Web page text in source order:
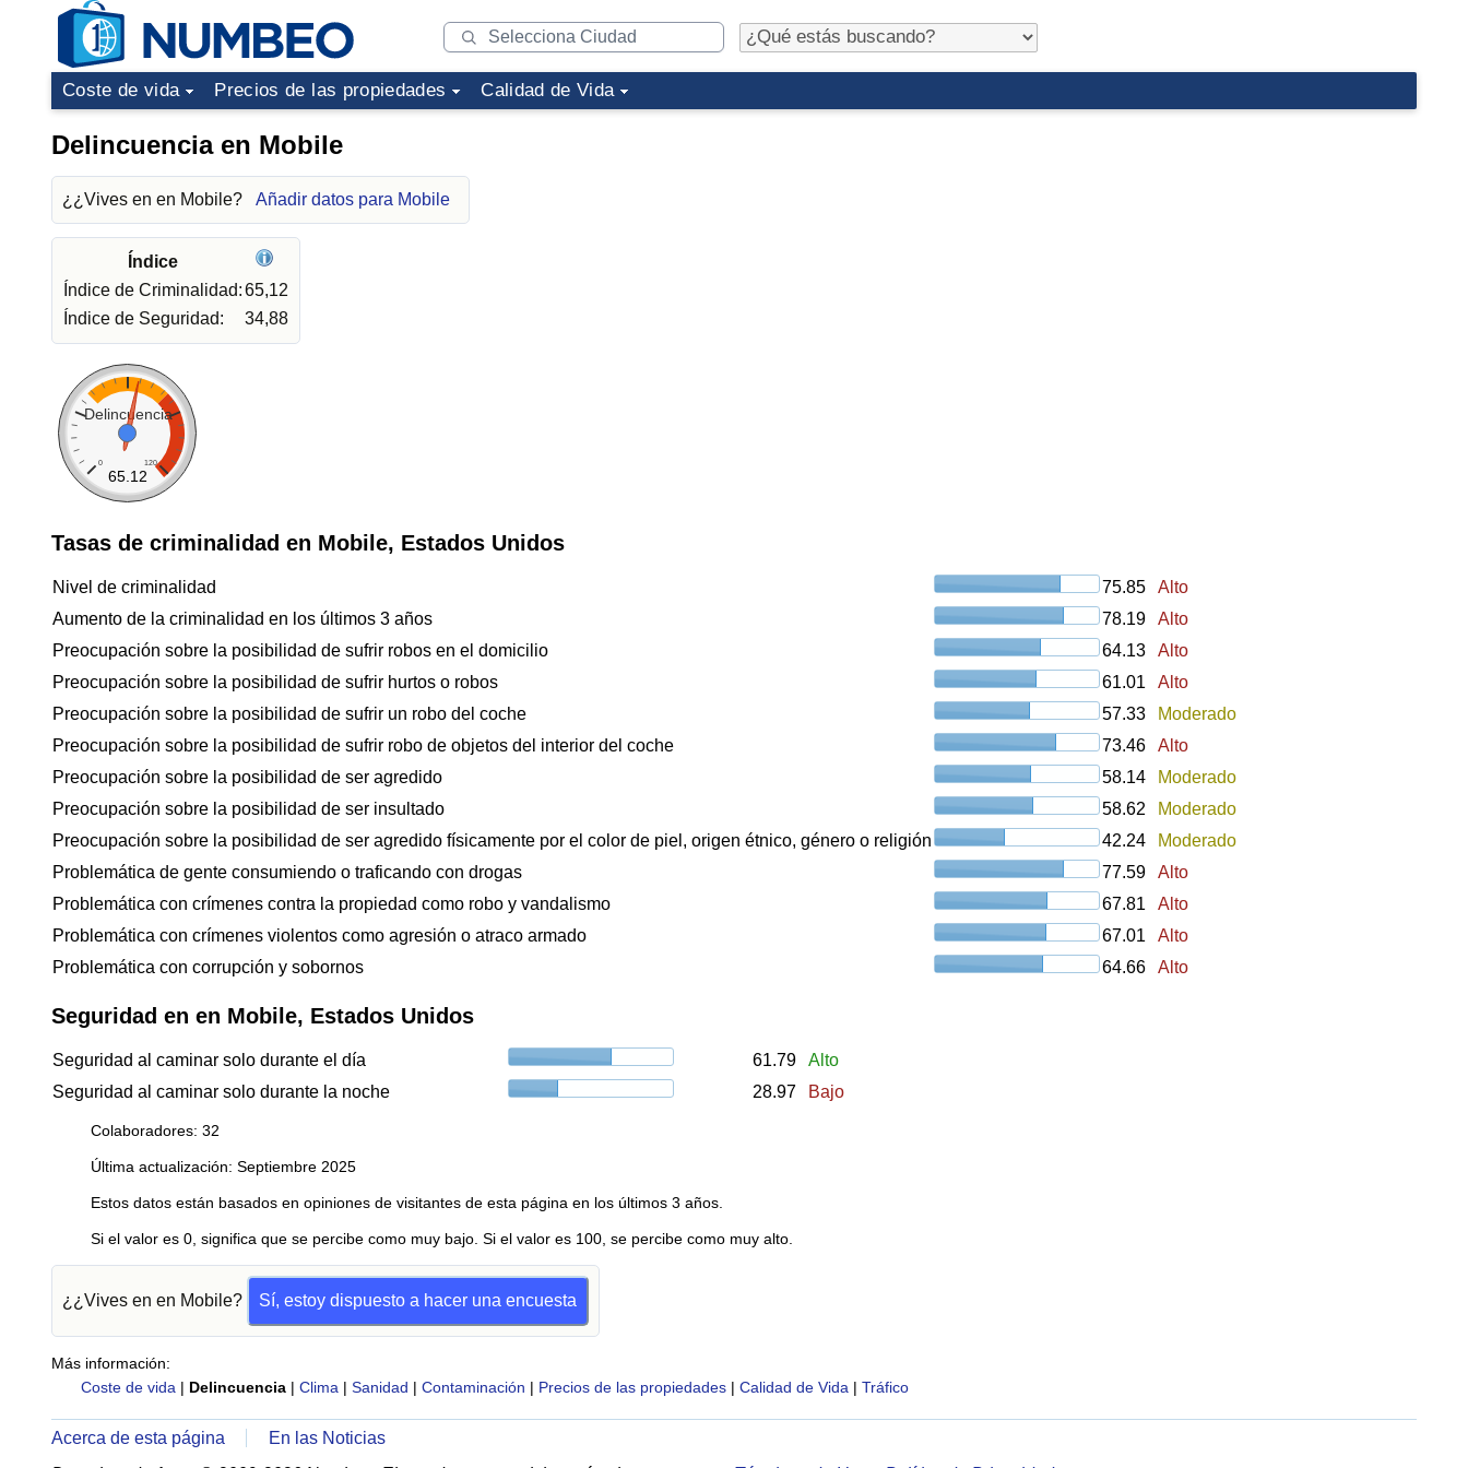
Coste de vida Precios de las propiedades Calidad de Vida
Delincuencia en Mobile
¿¿Vives en en Mobile? Añadir datos para Mobile
Índice
Índice de Criminalidad:65,12
Índice de Seguridad:
34,88
Delincuencia
0 120
65.12
Tasas de criminalidad en Mobile, Estados Unidos
Nivel de criminalidad 75.85
Alto
Aumento de la criminalidad en los últimos 3 años
78.19
Alto
Preocupación sobre la posibilidad de sufrir robos en el domicilio
64.13
Alto
Preocupación sobre la posibilidad de sufrir hurtos o robos
61.01
Alto
Preocupación sobre la posibilidad de sufrir un robo del coche
57.33
Moderado
Preocupación sobre la posibilidad de sufrir robo de objetos del interior del coche
73.46
Alto
Preocupación sobre la posibilidad de ser agredido
58.14
Moderado
Preocupación sobre la posibilidad de ser insultado
58.62
Moderado
Preocupación sobre la posibilidad de ser agredido físicamente por el color de piel, origen étnico, género o religión
42.24
Moderado
Problemática de gente consumiendo o traficando con drogas
77.59
Alto
Problemática con crímenes contra la propiedad como robo y vandalismo
67.81
Alto
Problemática con crímenes violentos como agresión o atraco armado
67.01
Alto
Problemática con corrupción y sobornos
64.66 Alto
Seguridad en en Mobile, Estados Unidos
Seguridad al caminar solo durante el día 61.79
Alto
Seguridad al caminar solo durante la noche
28.97 Bajo
Colaboradores: 32
Última actualización: Septiembre 2025
Estos datos están basados en opiniones de visitantes de esta página en los últimos 3 años.
Si el valor es 0, significa que se percibe como muy bajo. Si el valor es 100, se percibe como muy alto.
¿¿Vives en en Mobile? Sí, estoy dispuesto a hacer una encuesta
Más información:
Coste de vida | Delincuencia | Clima | Sanidad | Contaminación | Precios de las propiedades | Calidad de Vida | Tráfico
Acerca de esta página
En las Noticias